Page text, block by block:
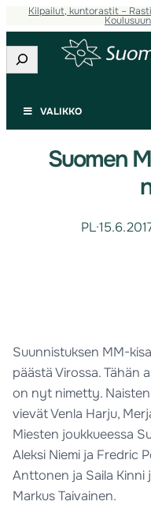
Kilpailut, kuntorastit –
Etsi
VALIKKO
Suomen
PL·
Suunnistuksen MM-
päästä Virossa. Tähän
on nyt nimetty.
vievät Venla Harju,
Miesten joukkueessa
Aleksi Niemi ja Fredric
Anttonen ja Saila Kinni
Markus Taivainen.